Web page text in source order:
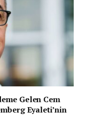
Gelen Cem
Eyaleti’nin